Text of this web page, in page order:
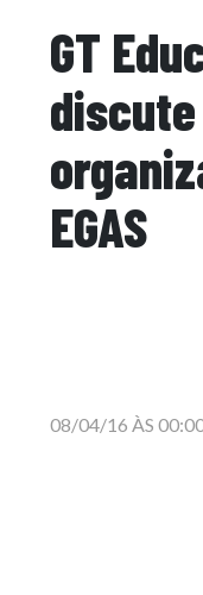
GT
discute
EGAS
08/04/16 ÀS